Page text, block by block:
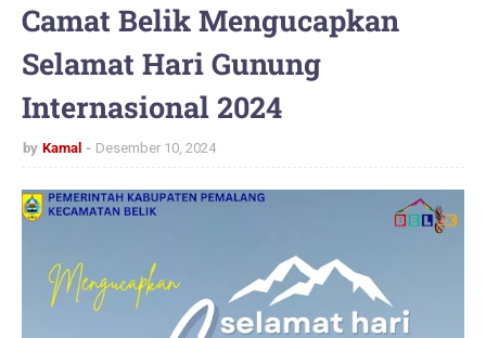
Camat Belik Mengucapkan
Selamat Hari Gunung
Internasional 2024
by Kamal Desember 10, 2024